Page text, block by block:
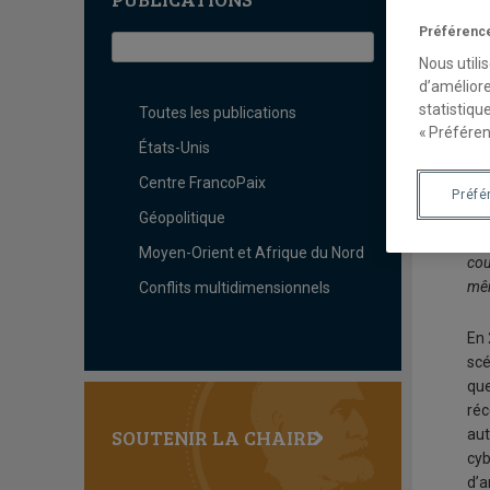
Toutes les publications
États-Unis
Centre FrancoPaix
Géopolitique
Moyen-Orient et Afrique du Nord
Conflits multidimensionnels
SOUTENIR LA CHAIRE
Nous
«